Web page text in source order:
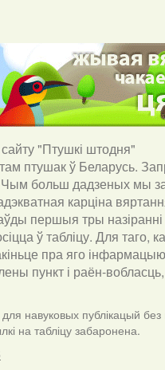
"Птушкі штодня"
птушак ў Беларусь.
Чым больш дадзеных мы
карціна
першыя тры
ў табліцу. Для таго,
пра яго
пункт і раён-
навуковых публікацый без
на табліцу забаронена.